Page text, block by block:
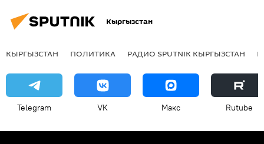
Кыргызстан
КЫРГЫЗСТАН ПОЛИТИКА РАДИО SPUTNIK КЫРГЫЗСТАН
Telegram VK Макс Rutube